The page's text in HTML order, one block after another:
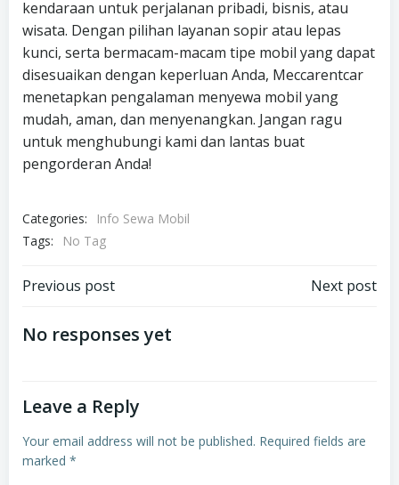
kendaraan untuk perjalanan pribadi, bisnis, atau
wisata. Dengan pilihan layanan sopir atau lepas
kunci, serta bermacam-macam tipe mobil yang dapat
disesuaikan dengan keperluan Anda, Meccarentcar
menetapkan pengalaman menyewa mobil yang
mudah, aman, dan menyenangkan. Jangan ragu
untuk menghubungi kami dan lantas buat
pengorderan Anda!
Categories:
Info Sewa Mobil
Tags:
No Tag
Post
navigation
Previous post Next post
No responses yet
Leave a Reply
Your email address will not be published. Required fields are
marked *